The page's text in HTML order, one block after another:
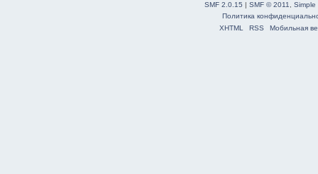
SMF 2.0.15 | SMF © 2011
Simple
Политика
XHTML
RSS Мобильная